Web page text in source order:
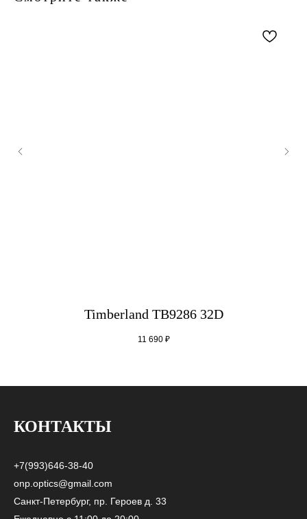
Timberland TB9286 32D
11 690 ₽
КОНТАКТЫ
+7(993)646-38-40
onp.optics@gmail.com
Санкт-Петербург, пр. Героев д. 33